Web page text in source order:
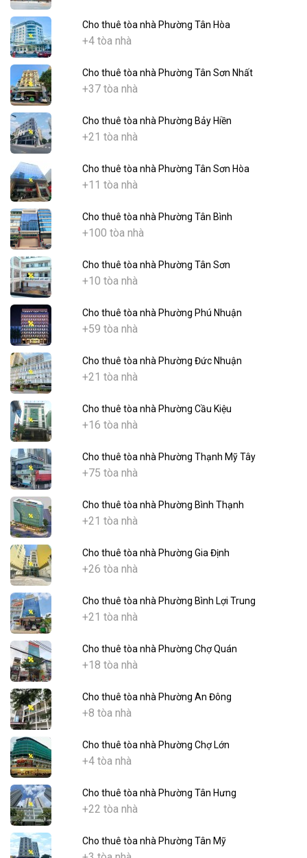
Cho thuê tòa nhà Phường Tân Hòa
+4 tòa nhà
Cho thuê tòa nhà Phường Tân Sơn Nhất
+37 tòa nhà
Cho thuê tòa nhà Phường Bảy Hiền
+21 tòa nhà
Cho thuê tòa nhà Phường Tân Sơn Hòa
+11 tòa nhà
Cho thuê tòa nhà Phường Tân Bình
+100 tòa nhà
Cho thuê tòa nhà Phường Tân Sơn
+10 tòa nhà
Cho thuê tòa nhà Phường Phú Nhuận
+59 tòa nhà
Cho thuê tòa nhà Phường Đức Nhuận
+21 tòa nhà
Cho thuê tòa nhà Phường Cầu Kiệu
+16 tòa nhà
Cho thuê tòa nhà Phường Thạnh Mỹ Tây
+75 tòa nhà
Cho thuê tòa nhà Phường Bình Thạnh
+21 tòa nhà
Cho thuê tòa nhà Phường Gia Định
+26 tòa nhà
Cho thuê tòa nhà Phường Bình Lợi Trung
+21 tòa nhà
Cho thuê tòa nhà Phường Chợ Quán
+18 tòa nhà
Cho thuê tòa nhà Phường An Đông
+8 tòa nhà
Cho thuê tòa nhà Phường Chợ Lớn
+4 tòa nhà
Cho thuê tòa nhà Phường Tân Hưng
+22 tòa nhà
Cho thuê tòa nhà Phường Tân Mỹ